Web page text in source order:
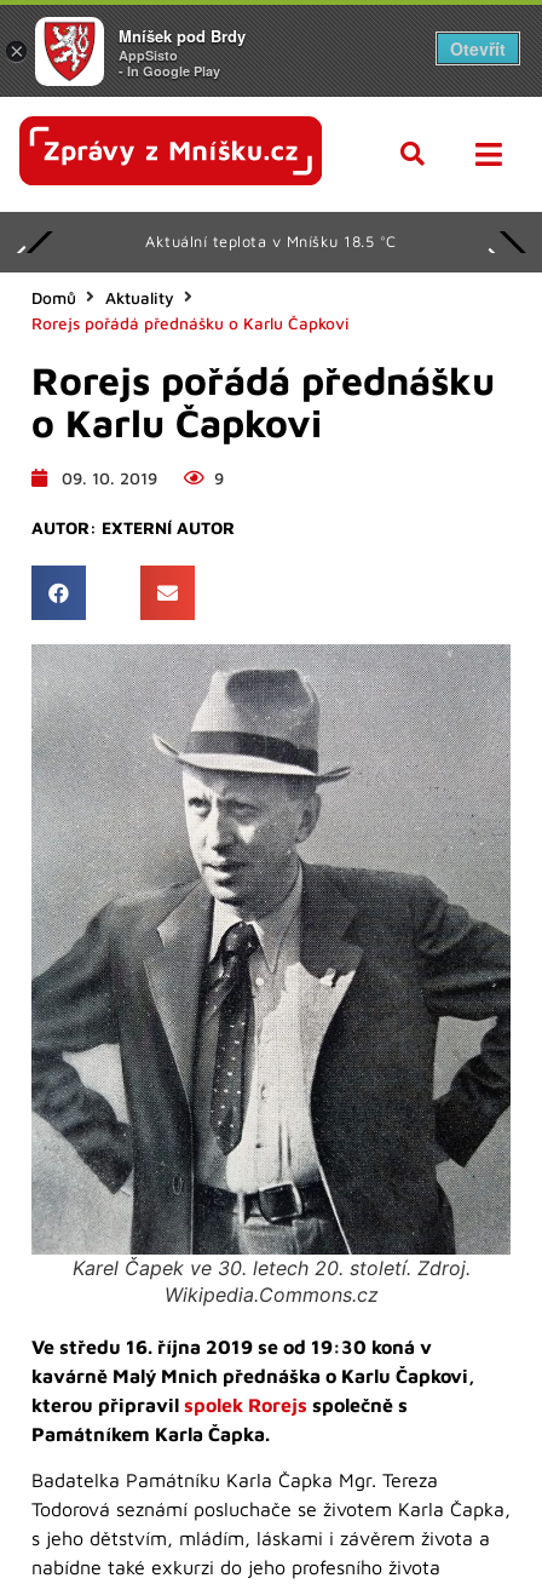
Aktuální teplota v Mníšku 18.5 °C
Domů
Aktuality
Rorejs pořádá přednášku o Karlu Čapkovi
Rorejs pořádá přednášku
o Karlu Čapkovi
09. 10. 2019 9
AUTOR: EXTERNÍ AUTOR
Karel Čapek ve 30. letech 20. století. Zdroj.
Wikipedia.Commons.cz
Ve středu 16. října 2019 se od 19:30 koná v
kavárně Malý Mnich přednáška o Karlu Čapkovi,
kterou připravil spolek Rorejs společně s
Památníkem Karla Čapka.
Badatelka Památníku Karla Čapka Mgr. Tereza
Todorová seznámí posluchače se životem Karla Čapka,
s jeho dětstvím, mládím, láskami i závěrem života a
nabídne také exkurzi do jeho profesního života
×
Mníšek pod Brdy
AppSisto
- In Google Play
Otevřít